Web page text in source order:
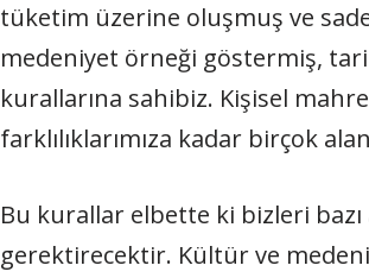
tüketim üzerine oluşmuş ve
medeniyet örneği göstermiş,
kurallarına sahibiz. Kişisel
farklılıklarımıza kadar birçok
Bu kurallar elbette ki bizleri
gerektirecektir. Kültür ve